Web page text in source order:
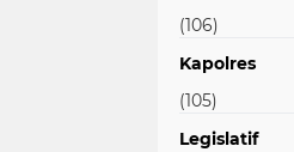
(106)
Kapolres
(105)
Legislatif